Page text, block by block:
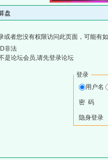
盘
或者您没有权限访问此页面，可能有
非法
是论坛会员,请先登录论坛
登录
用户名
密 码
隐身登录